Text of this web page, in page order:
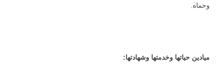
وحماه.
ميادين حياتها وخدمتها وشهادتها: